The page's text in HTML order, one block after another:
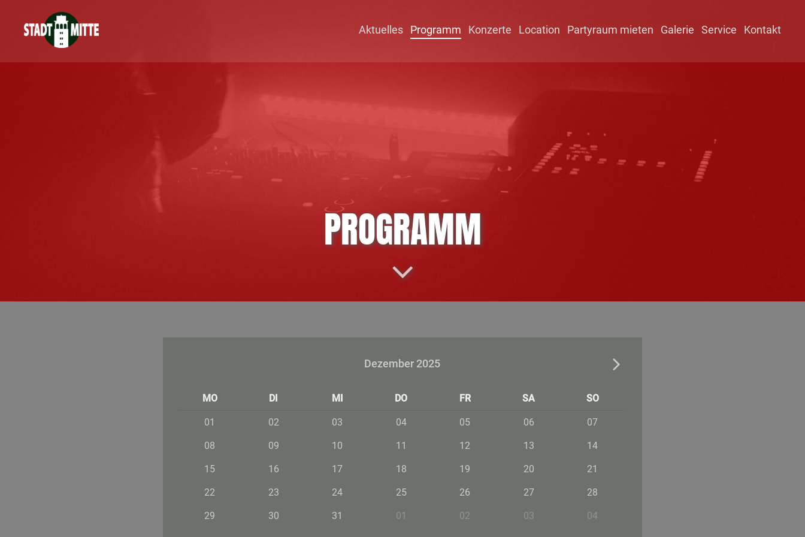
Aktuelles Programm Konzerte Location Partyraum mieten Galerie Service Kontakt
PROGRAMM
Dezember 2025
MO DI MI DO FR SA SO
01 02 03 04 05 06 07
08 09 10 11 12 13 14
15 16 17 18 19 20 21
22 23 24 25 26 27 28
29 30 31 01 02 03 04